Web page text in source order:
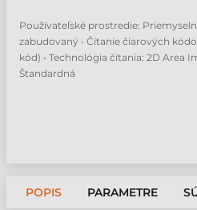
Používateľské prostredie:
zabudovaný • Čítanie čiarových
kód) • Technológia čítania: 2D Area
Štandardná
POPIS PARAMETRE